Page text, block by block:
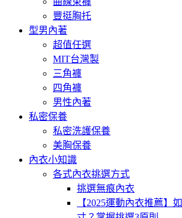
豐挺胸托
型男內著
超值任選
MIT台灣製
三角褲
四角褲
男性內著
私密保養
私密洗護保養
美胸保養
內衣小知識
各式內衣挑選方式
挑選無痕內衣
【2025運動內衣推薦】